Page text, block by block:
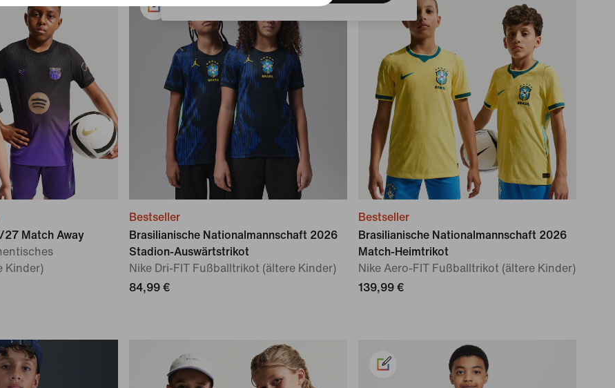
27 Match Away
Kinder)
Bestseller
Brasilianische Nationalmannschaft 2026
Stadion-Auswärtstrikot
Nike Dri-FIT Fußballtrikot (ältere Kinder)
84,99 €
Bestseller
Brasilianische Nationalmannschaft 2026
Match-Heimtrikot
Nike Aero-FIT Fußballtrikot (ältere Kinder)
139,99 €